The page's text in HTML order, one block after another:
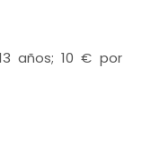
años; 10 € por